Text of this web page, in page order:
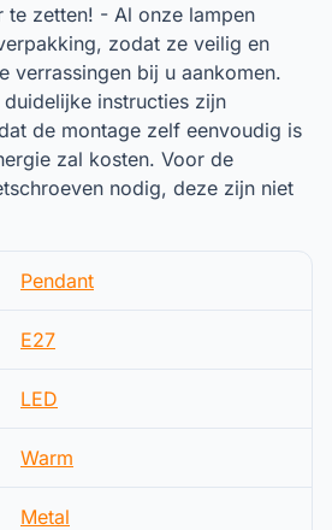
te zetten! - Al onze lampen
zodat ze veilig en
verrassingen bij u aankomen.
instructies zijn
de montage zelf eenvoudig is
zal kosten. Voor de
nodig, deze zijn niet
Pendant
E27
LED
Warm
Metal